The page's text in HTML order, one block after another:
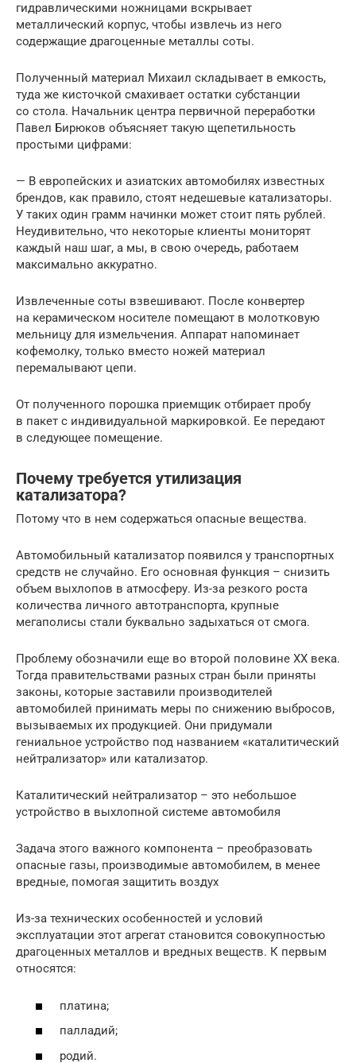
гидравлическими ножницами вскрывает
металлический корпус, чтобы извлечь из него
содержащие драгоценные металлы соты.
Полученный материал Михаил складывает в емкость,
туда же кисточкой смахивает остатки субстанции
со стола. Начальник центра первичной переработки
Павел Бирюков объясняет такую щепетильность
простыми цифрами:
— В европейских и азиатских автомобилях известных
брендов, как правило, стоят недешевые катализаторы.
У таких один грамм начинки может стоит пять рублей.
Неудивительно, что некоторые клиенты мониторят
каждый наш шаг, а мы, в свою очередь, работаем
максимально аккуратно.
Извлеченные соты взвешивают. После конвертер
на керамическом носителе помещают в молотковую
мельницу для измельчения. Аппарат напоминает
кофемолку, только вместо ножей материал
перемалывают цепи.
От полученного порошка приемщик отбирает пробу
в пакет с индивидуальной маркировкой. Ее передают
в следующее помещение.
Почему требуется утилизация
катализатора?
Потому что в нем содержаться опасные вещества.
Автомобильный катализатор появился у транспортных
средств не случайно. Его основная функция – снизить
объем выхлопов в атмосферу. Из-за резкого роста
количества личного автотранспорта, крупные
мегаполисы стали буквально задыхаться от смога.
Проблему обозначили еще во второй половине XX века.
Тогда правительствами разных стран были приняты
законы, которые заставили производителей
автомобилей принимать меры по снижению выбросов,
вызываемых их продукцией. Они придумали
гениальное устройство под названием «каталитический
нейтрализатор» или катализатор.
Каталитический нейтрализатор – это небольшое
устройство в выхлопной системе автомобиля
Задача этого важного компонента – преобразовать
опасные газы, производимые автомобилем, в менее
вредные, помогая защитить воздух
Из-за технических особенностей и условий
эксплуатации этот агрегат становится совокупностью
драгоценных металлов и вредных веществ. К первым
относятся:
платина;
палладий;
родий.